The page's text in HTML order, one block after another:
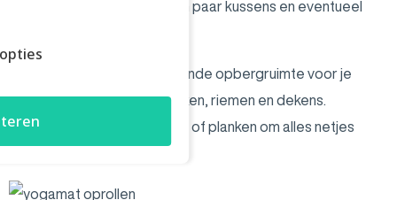
comfortabele yogamat, een paar kussens en eventueel
Zorg ook zeker voor voldoende opbergruimte voor je
yoga-materialen zoals blokken, riemen en dekens.
Gebruik ingebouwde kasten of planken om alles netjes